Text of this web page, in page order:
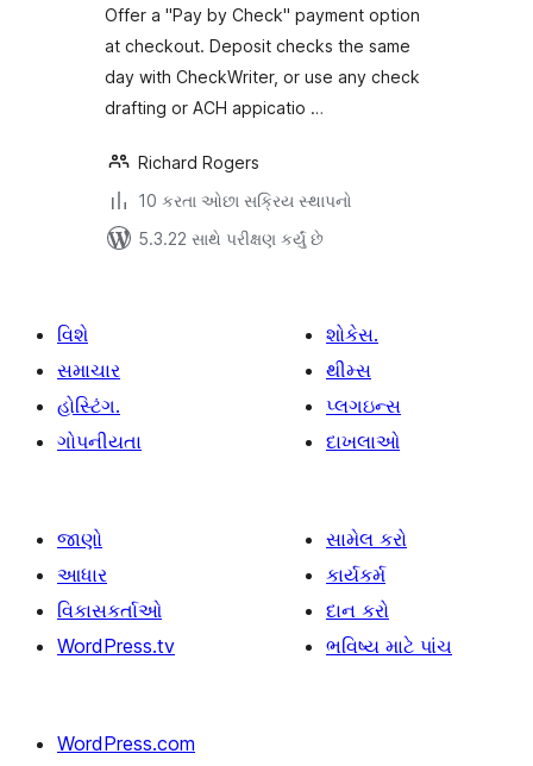
Offer a "Pay by Check" payment option
at checkout. Deposit checks the same
day with CheckWriter, or use any check
drafting or ACH appicatio …
Richard Rogers
10 કરતા ઓછા સક્રિય સ્થાપનો
5.3.22 સાથે પરીક્ષણ કર્યું છે
વિશે
સમાચાર
હોસ્ટિંગ.
ગોપનીયતા
શોકેસ.
થીમ્સ
પ્લગઇન્સ
દાખલાઓ
જાણો
આધાર
વિકાસકર્તાઓ
WordPress.tv
સામેલ કરો
કાર્યકર્મ
દાન કરો
ભવિષ્ય માટે પાંચ
WordPress.com